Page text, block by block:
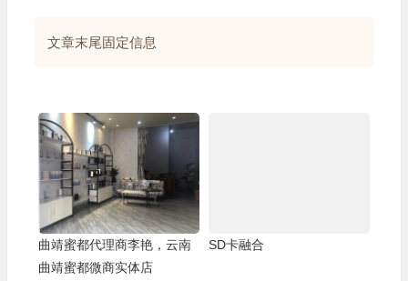
文章末尾固定信息
曲靖蜜都代理商李艳，云南
曲靖蜜都微商实体店
SD卡融合